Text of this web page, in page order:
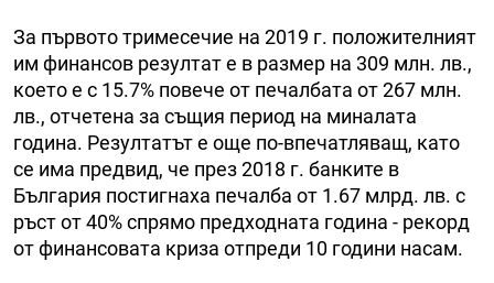
За първото тримесечие на 2019 г. положителният
им финансов резултат е в размер на 309 млн. лв.,
което е с 15.7% повече от печалбата от 267 млн.
лв., отчетена за същия период на миналата
година. Резултатът е още по-впечатляващ, като
се има предвид, че през 2018 г. банките в
България постигнаха печалба от 1.67 млрд. лв. с
ръст от 40% спрямо предходната година - рекорд
от финансовата криза отпреди 10 години насам.